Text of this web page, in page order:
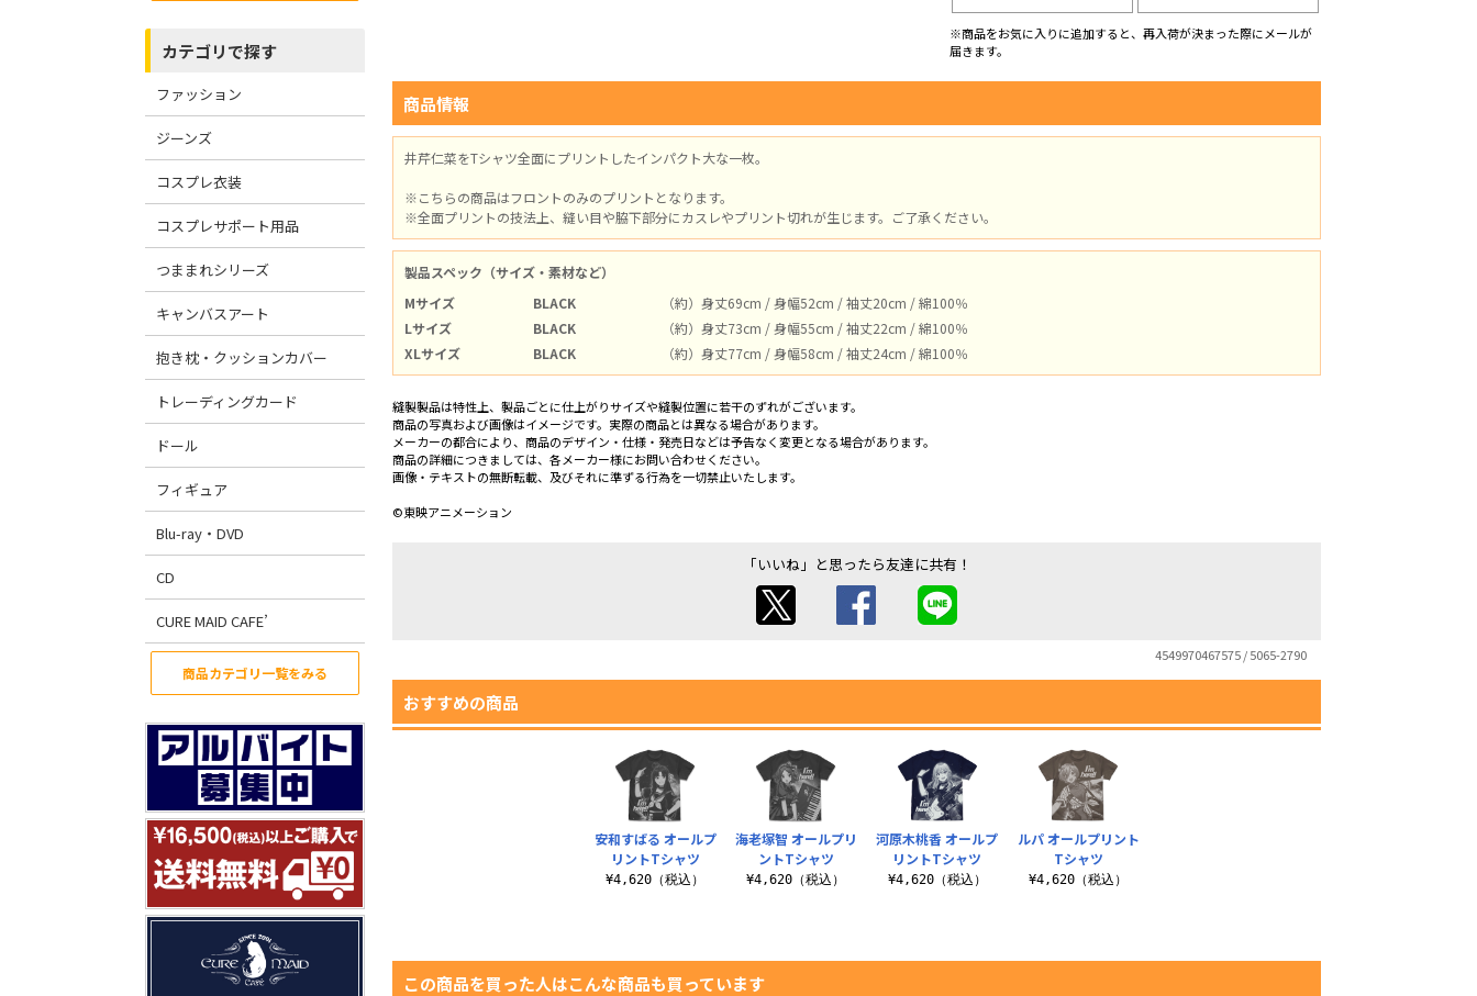
カテゴリで探す
ファッション
ジーンズ
コスプレ衣装
コスプレサポート用品
つままれシリーズ
キャンバスアート
抱き枕・クッションカバー
トレーディングカード
ドール
フィギュア
Blu-ray・DVD
CD
CURE MAID CAFE’
商品カテゴリ一覧をみる
※商品をお気に入りに追加すると、再入荷が決まった際にメールが
届きます。
商品情報
井芹仁菜をTシャツ全面にプリントしたインパクト大な一枚。
※こちらの商品はフロントのみのプリントとなります。
※全面プリントの技法上、縫い目や脇下部分にカスレやプリント切れが生じます。ご了承ください。
製品スペック（サイズ・素材など）
Mサイズ
BLACK
（約）身丈69cm / 身幅52cm / 袖丈20cm / 綿100％
Lサイズ
BLACK
（約）身丈73cm / 身幅55cm / 袖丈22cm / 綿100％
XLサイズ
BLACK （約）身丈77cm / 身幅58cm / 袖丈24cm / 綿100％
縫製製品は特性上、製品ごとに仕上がりサイズや縫製位置に若干のずれがございます。
商品の写真および画像はイメージです。実際の商品とは異なる場合があります。
メーカーの都合により、商品のデザイン・仕様・発売日などは予告なく変更となる場合があります。
商品の詳細につきましては、各メーカー様にお問い合わせください。
画像・テキストの無断転載、及びそれに準ずる行為を一切禁止いたします。
©東映アニメーション
「いいね」と思ったら友達に共有！
4549970467575 / 5065-2790
おすすめの商品
海老塚智 オールプリ
ントTシャツ
¥4,620（税込）
河原木桃香 オールプ
リントTシャツ
¥4,620（税込）
ルパ オールプリント
Tシャツ
¥4,620（税込）
安和すばる オールプ
リントTシャツ
¥4,620（税込）
この商品を買った人はこんな商品も買っています